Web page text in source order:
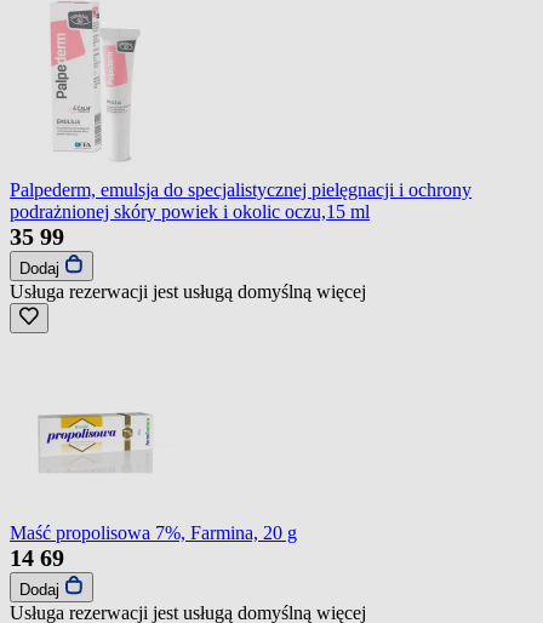
Palpederm, emulsja do specjalistycznej pielęgnacji i ochrony
podrażnionej skóry powiek i okolic oczu,15 ml
35 99
Dodaj
Usługa rezerwacji jest usługą domyślną więcej
Maść propolisowa 7%, Farmina, 20 g
14 69
Dodaj
Usługa rezerwacji jest usługą domyślną więcej